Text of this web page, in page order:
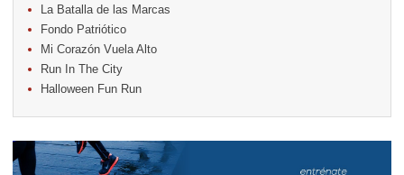
08. Lindora Run
15. Entre Pan y Rosas
Diciembre
06. Trail Vulcania 2026
12. Media Maratón Puntarenas 2026
La Batalla de las Marcas
Fondo Patriótico
Mi Corazón Vuela Alto
Run In The City
Halloween Fun Run